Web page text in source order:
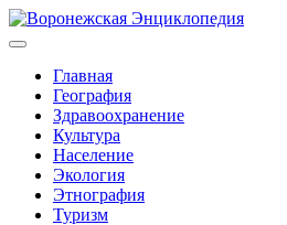
Главная
География
Здравоохранение
Культура
Население
Экология
Этнография
Туризм